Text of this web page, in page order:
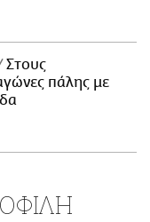
Στους
πάλης με